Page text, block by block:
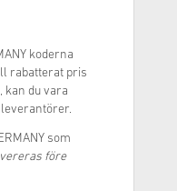
koderna
rabatterat pris
kan du vara
som
före